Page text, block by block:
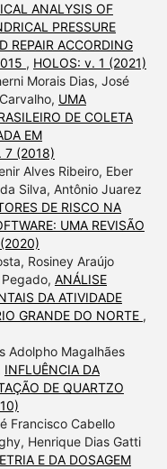
ANALYSIS OF
PRESSURE
REPAIR ACCORDING
, HOLOS: v. 1 (2021)
Morais Dias, José
UMA
DE COLETA
EM
7 (2018)
Alves Ribeiro, Eber
Silva, Antônio Juarez
DE RISCO NA
UMA REVISÃO
Rosiney Araújo
ANÁLISE
DA ATIVIDADE
GRANDE DO NORTE ,
Adolpho Magalhães
INFLUÊNCIA DA
DE QUARTZO
Francisco Cabello
Henrique Dias Gatti
E DA DOSAGEM